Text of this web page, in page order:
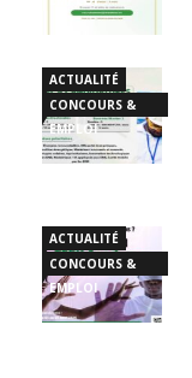
ACTUALITÉ
CONCOURS &
EMPLOI
ACTUALITÉ
CONCOURS &
EMPLOI